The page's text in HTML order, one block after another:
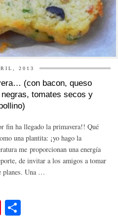
2013
(con bacon, queso
tomates secos y
fin ha llegado la primavera!! Qué
una plantita: ¡yo hago la
me proporcionan una energía
de invitar a los amigos a tomar
planes. Una …
Pi